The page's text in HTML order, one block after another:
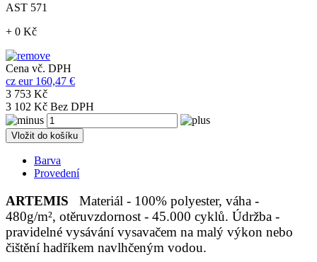
AST 571
+ 0 Kč
Cena vč. DPH
cz eur 160,47 €
3 753 Kč
3 102 Kč Bez DPH
Vložit do košíku
Barva
Provedení
ARTEMIS
Materiál - 100% polyester, váha -
480g/m², otěruvzdornost - 45.000 cyklů. Údržba -
pravidelné vysávání vysavačem na malý výkon nebo
čištění hadříkem navlhčeným vodou.